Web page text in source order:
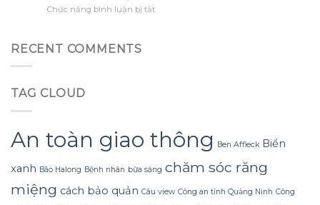
sớm
lồ
hình
dáng?
dụng
không
lãng
tiền?
Chức năng bình luận bị tắtở
Quyết
Sử
Sữa
Tắm
RECENT COMMENTS
TAG CLOUD
An toàn giao thông Ben Affleck Biển
xanh Bão Halong Bệnh nhân bữa sáng chăm sóc răng
miệng cách bảo quản Câu view Công an tỉnh Quảng Ninh Công